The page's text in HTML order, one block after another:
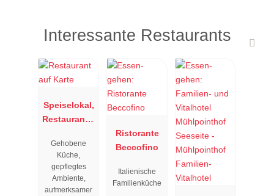
Interessante Restaurants
Speiselokal,
Restaurant "
"
Gehobene
Küche,
gepflegtes
Ambiente,
aufmerksamer
Ristorante
Beccofino
Italienische
Familienküche